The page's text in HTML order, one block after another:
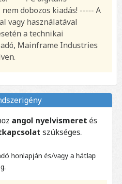
dobozos kiadás! ----- A
vagy használatával
a technikai
Mainframe Industries
angol nyelvismeret és
szükséges.
honlapján és/vagy a hátlap